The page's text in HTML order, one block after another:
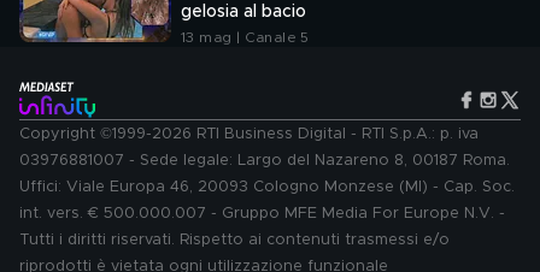
gelosia al bacio
13 mag | Canale 5
Copyright ©1999-2026 RTI Business Digital - RTI S.p.A.: p. iva
03976881007 - Sede legale: Largo del Nazareno 8, 00187 Roma.
Uffici: Viale Europa 46, 20093 Cologno Monzese (MI) - Cap. Soc.
int. vers. € 500.000.007 - Gruppo MFE Media For Europe N.V. -
Tutti i diritti riservati. Rispetto ai contenuti trasmessi e/o
riprodotti è vietata ogni utilizzazione funzionale